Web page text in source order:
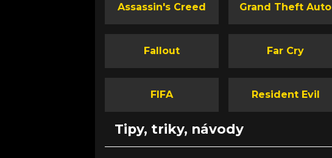
Assassin's Creed Grand Theft Auto
Fallout Far Cry
FIFA Resident Evil
Tipy, triky, návody